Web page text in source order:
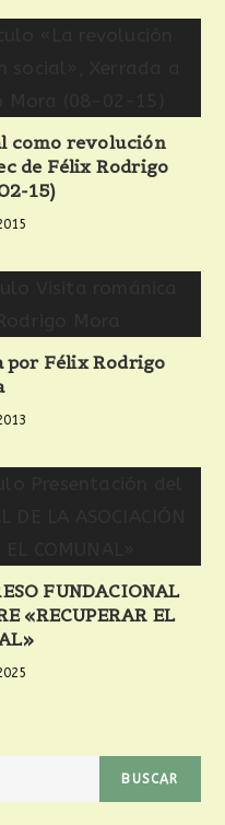
como revolución
de Félix Rodrigo
15)
por Félix Rodrigo
FUNDACIONAL
«RECUPERAR EL
BUSCAR